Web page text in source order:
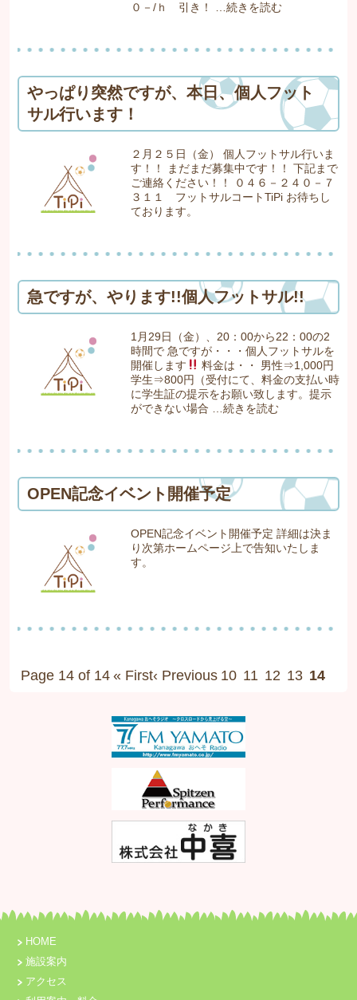
０－/ｈ 引き！ … 続きを読む
やっぱり突然ですが、本日、個人フット
サル行います！
２月２５日（金） 個人フットサル行いま
す！！ まだまだ募集中です！！ 下記まで
ご連絡ください！！ ０４６－２４０－７
３１１ フットサルコートTiPi お待ちし
ております。
急ですが、やります!!個人フットサル!!
1月29日（金）、20：00から22：00の2
時間で 急ですが・・・個人フットサルを
開催します
料金は・・ 男性⇒1,000円
学生⇒800円（受付にて、料金の支払い時
に学生証の提示をお願い致します。提示
ができない場合 … 続きを読む
OPEN記念イベント開催予定
OPEN記念イベント開催予定 詳細は決ま
り次第ホームページ上で告知いたしま
す。
Page 14 of 14 « First‹ Previous 10 11 12 13 14
HOME
施設案内
アクセス